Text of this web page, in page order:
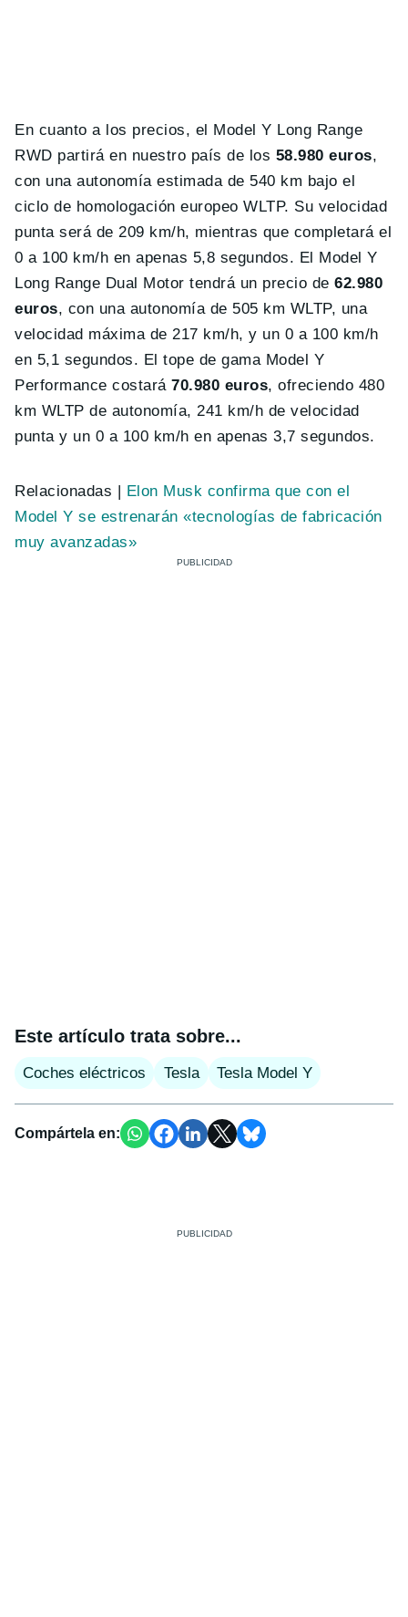
En cuanto a los precios, el Model Y Long Range
RWD partirá en nuestro país de los 58.980 euros,
con una autonomía estimada de 540 km bajo el
ciclo de homologación europeo WLTP. Su velocidad
punta será de 209 km/h, mientras que completará el
0 a 100 km/h en apenas 5,8 segundos. El Model Y
Long Range Dual Motor tendrá un precio de62.980
euros, con una autonomía de 505 km WLTP, una
velocidad máxima de 217 km/h, y un 0 a 100 km/h
en 5,1 segundos. El tope de gama Model Y
Performance costará70.980 euros, ofreciendo 480
km WLTP de autonomía, 241 km/h de velocidad
punta y un 0 a 100 km/h en apenas 3,7 segundos.
Relacionadas |
Elon Musk confirma que con el
Model Y se estrenarán «tecnologías de fabricación
muy avanzadas»
Este artículo trata sobre...
Coches eléctricos Tesla Tesla Model Y
Compártela en: